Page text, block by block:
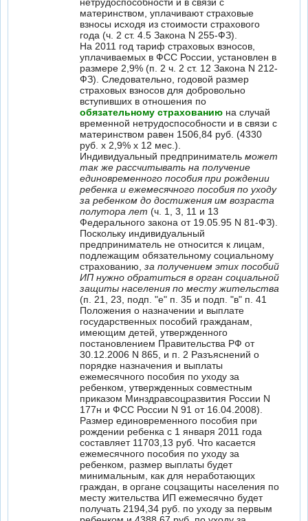
материнством, уплачивают страховые
взносы исходя из стоимости страхового
года (ч. 2 ст. 4.5 Закона N 255-ФЗ).
На 2011 год тариф страховых взносов,
уплачиваемых в ФСС России, установлен в
размере 2,9% (п. 2 ч. 2 ст. 12 Закона N 212-
ФЗ). Следовательно, годовой размер
страховых взносов для добровольно
вступивших в отношения по
обязательному страхованию на случай
временной нетрудоспособности и в связи с
материнством равен 1506,84 руб. (4330
руб. х 2,9% х 12 мес.).
Индивидуальный предприниматель может
так же рассчитывать на получение
единовременного пособия при рождении
ребенка и ежемесячного пособия по уходу
за ребенком до достижения им возраста
полутора лет (ч. 1, 3, 11 и 13
Федерального закона от 19.05.95 N 81-ФЗ).
Поскольку индивидуальный
предприниматель не относится к лицам,
подлежащим обязательному социальному
страхованию, за получением этих пособий
ИП нужно обратиться в орган социальной
защиты населения по месту жительства
(п. 21, 23, подп. "е" п. 35 и подп. "в" п. 41
Положения о назначении и выплате
государственных пособий гражданам,
имеющим детей, утвержденного
постановлением Правительства РФ от
30.12.2006 N 865, и п. 2 Разъяснений о
порядке назначения и выплаты
ежемесячного пособия по уходу за
ребенком, утвержденных совместным
приказом Минздравсоцразвития России N
177н и ФСС России N 91 от 16.04.2008).
Размер единовременного пособия при
рождении ребенка с 1 января 2011 года
составляет 11703,13 руб. Что касается
ежемесячного пособия по уходу за
ребенком, размер выплаты будет
минимальным, как для неработающих
граждан, в органе соцзащиты населения по
месту жительства ИП ежемесячно будет
получать 2194,34 руб. по уходу за первым